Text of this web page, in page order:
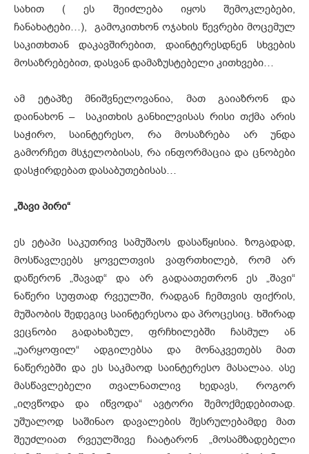
სახით ( ეს შეიძლება იყოს შემოკლებები,
ჩანახატები…), გამოკითხონ ოჯახის წევრები მოცემულ
საკითხთან დაკავშირებით, დაინტერესდნენ სხვების
მოსაზრებებით, დასვან დამაზუსტებელი კითხვები…
ამ ეტაპზე მნიშვნელოვანია, მათ გაიაზრონ და
დაინახონ – საკითხის განხილვისას რისი თქმა არის
საჭირო, საინტერესო, რა მოსაზრება არ უნდა
გამორჩეთ მსჯელობისას, რა ინფორმაცია და ცნობები
დასჭირდებათ დასაბუთებისას…
„შავი პირი“
ეს ეტაპი საკუთრივ სამუშაოს დასაწყისია. ზოგადად,
მოსწავლეებს ყოველთვის ვაფრთხილებ, რომ არ
დაწერონ „შავად“ და არ გადაათეთრონ ეს „შავი“
ნაწერი სუფთად რვეულში, რადგან ჩემთვის ფიქრის,
მუშაობის შედეგიც საინტერესოა და პროცესიც. ხშირად
ვეცნობი გადახაზულ, ფრჩხილებში ჩასმულ ან
„უარყოფილ“ ადგილებსა და მონაკვეთებს მათ
ნაწერებში და ეს საკმაოდ საინტერესო მასალაა. ასე
მასწავლებელი თვალნათლივ ხედავს, როგორ
„იღვწოდა და იწვოდა“ ავტორი შემოქმედებითად.
უშუალოდ საშინაო დავალების შესრულებამდე მათ
შეუძლიათ რვეულშივე ჩაატარონ „მოსამზადებელი